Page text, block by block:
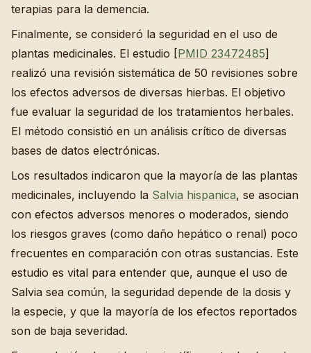
terapias para la demencia.
Finalmente, se consideró la seguridad en el uso de
plantas medicinales. El estudio [PMID 23472485]
realizó una revisión sistemática de 50 revisiones sobre
los efectos adversos de diversas hierbas. El objetivo
fue evaluar la seguridad de los tratamientos herbales.
El método consistió en un análisis crítico de diversas
bases de datos electrónicas.
Los resultados indicaron que la mayoría de las plantas
medicinales, incluyendo la Salvia hispanica, se asocian
con efectos adversos menores o moderados, siendo
los riesgos graves (como daño hepático o renal) poco
frecuentes en comparación con otras sustancias. Este
estudio es vital para entender que, aunque el uso de
Salvia sea común, la seguridad depende de la dosis y
la especie, y que la mayoría de los efectos reportados
son de baja severidad.